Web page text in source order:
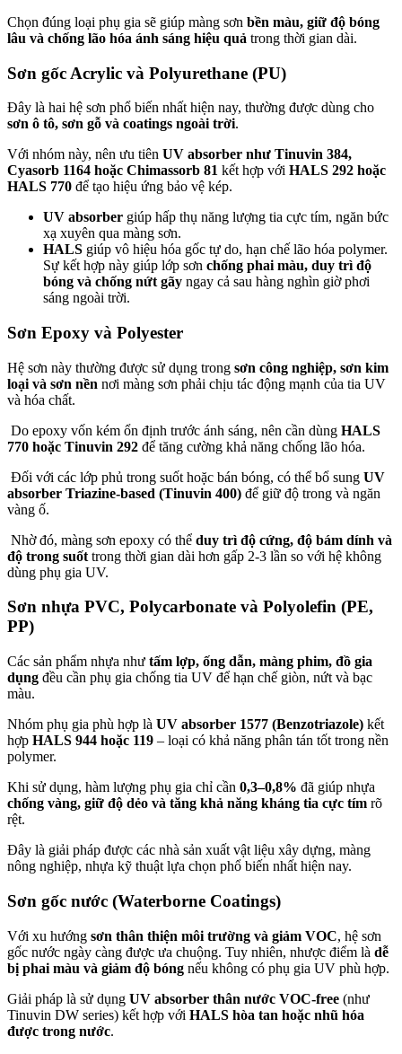
Chọn đúng loại phụ gia sẽ giúp màng sơn bền màu, giữ độ bóng
lâu và chống lão hóa ánh sáng hiệu quả trong thời gian dài.
Sơn gốc Acrylic và Polyurethane (PU)
Đây là hai hệ sơn phổ biến nhất hiện nay, thường được dùng cho
sơn ô tô, sơn gỗ và coatings ngoài trời.
Với nhóm này, nên ưu tiên UV absorber như Tinuvin 384,
Cyasorb 1164 hoặc Chimassorb 81 kết hợp với HALS 292 hoặc
HALS 770 để tạo hiệu ứng bảo vệ kép.
UV absorber giúp hấp thụ năng lượng tia cực tím, ngăn bức
xạ xuyên qua màng sơn.
HALS giúp vô hiệu hóa gốc tự do, hạn chế lão hóa polymer.
Sự kết hợp này giúp lớp sơn chống phai màu, duy trì độ
bóng và chống nứt gãy ngay cả sau hàng nghìn giờ phơi
sáng ngoài trời.
Sơn Epoxy và Polyester
Hệ sơn này thường được sử dụng trong sơn công nghiệp, sơn kim
loại và sơn nền nơi màng sơn phải chịu tác động mạnh của tia UV
và hóa chất.
Do epoxy vốn kém ổn định trước ánh sáng, nên cần dùng HALS
770 hoặc Tinuvin 292 để tăng cường khả năng chống lão hóa.
Đối với các lớp phủ trong suốt hoặc bán bóng, có thể bổ sung UV
absorber Triazine-based (Tinuvin 400) để giữ độ trong và ngăn
vàng ố.
Nhờ đó, màng sơn epoxy có thể duy trì độ cứng, độ bám dính và
độ trong suốt trong thời gian dài hơn gấp 2-3 lần so với hệ không
dùng phụ gia UV.
Sơn nhựa PVC, Polycarbonate và Polyolefin (PE,
PP)
Các sản phẩm nhựa như tấm lợp, ống dẫn, màng phim, đồ gia
dụng đều cần phụ gia chống tia UV để hạn chế giòn, nứt và bạc
màu.
Nhóm phụ gia phù hợp là UV absorber 1577 (Benzotriazole) kết
hợp HALS 944 hoặc 119 – loại có khả năng phân tán tốt trong nền
polymer.
Khi sử dụng, hàm lượng phụ gia chỉ cần 0,3–0,8% đã giúp nhựa
chống vàng, giữ độ dẻo và tăng khả năng kháng tia cực tím rõ
rệt.
Đây là giải pháp được các nhà sản xuất vật liệu xây dựng, màng
nông nghiệp, nhựa kỹ thuật lựa chọn phổ biến nhất hiện nay.
Sơn gốc nước (Waterborne Coatings)
Với xu hướng sơn thân thiện môi trường và giảm VOC, hệ sơn
gốc nước ngày càng được ưa chuộng. Tuy nhiên, nhược điểm là dễ
bị phai màu và giảm độ bóng nếu không có phụ gia UV phù hợp.
Giải pháp là sử dụng UV absorber thân nước VOC-free (như
Tinuvin DW series) kết hợp với HALS hòa tan hoặc nhũ hóa
được trong nước.